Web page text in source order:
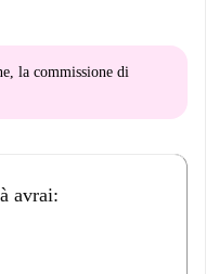
la commissione di
avrai: